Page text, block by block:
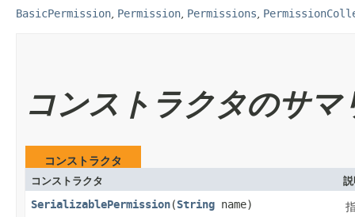
BasicPermission Permission Permissions
コンストラクタのサマ
コンストラクタ
コンストラクタ
SerializablePermission​(String name)